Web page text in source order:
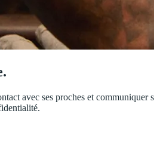
avec ses proches et